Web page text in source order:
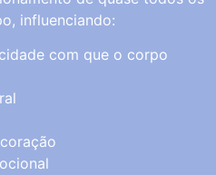
influenciando:
com que o corpo